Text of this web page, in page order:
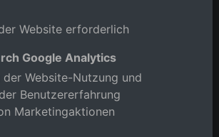
von
Eckartsbrunn in
Website erforderlich
Google Analytics
der Website-Nutzung und
Benutzererfahrung
Marketingaktionen